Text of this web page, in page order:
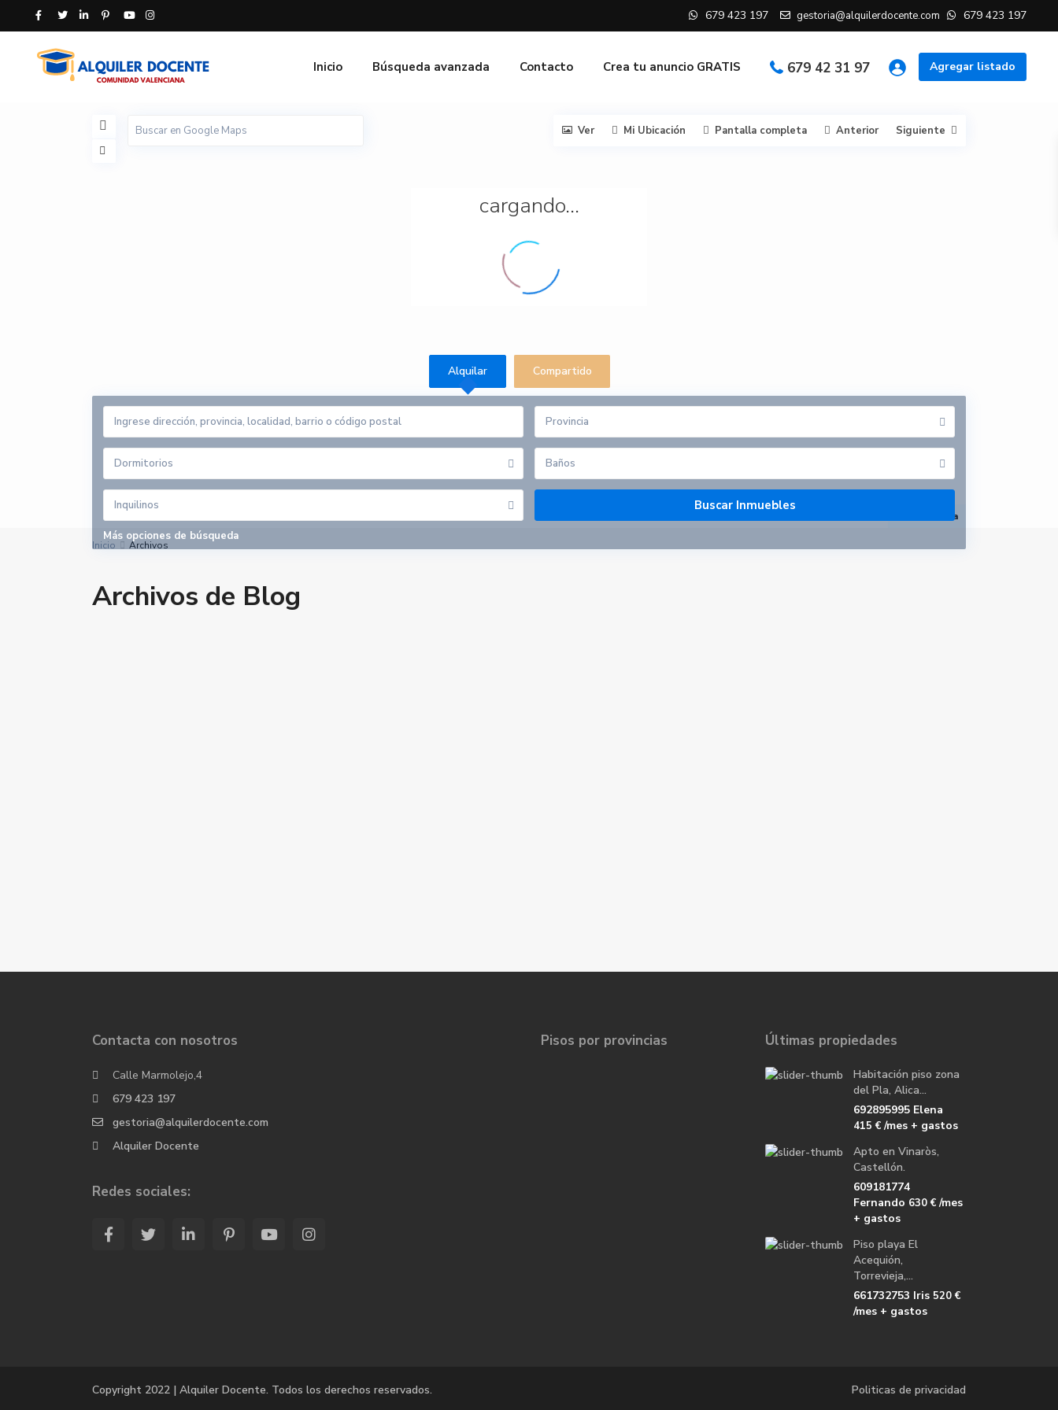
679 423 197 gestoria@alquilerdocente.com 679 423 197
Agregar listado
679 42 31 97
Inicio Búsqueda avanzada Contacto Crea tu anuncio GRATIS
cargando...
abrir mapa
Ver Mi Ubicación Pantalla completa Anterior Siguiente
Alquilar Compartido
Provincia
Dormitorios Baños
Inquilinos
Más opciones de búsqueda
Inicio Archivos
Archivos de Blog
Contacta con nosotros
Calle Marmolejo,4
679 423 197
gestoria@alquilerdocente.com
Alquiler Docente
Redes sociales:
Pisos por provincias Últimas propiedades
Habitación piso zona
del Pla, Alica...
692895995 Elena
415 €/mes + gastos
Apto en Vinaròs,
Castellón.
609181774
Fernando 630 €/mes
+ gastos
Piso playa El
Acequión,
Torrevieja,...
661732753 Iris 520 €
/mes + gastos
Copyright 2022 | Alquiler Docente. Todos los derechos reservados. Politicas de privacidad